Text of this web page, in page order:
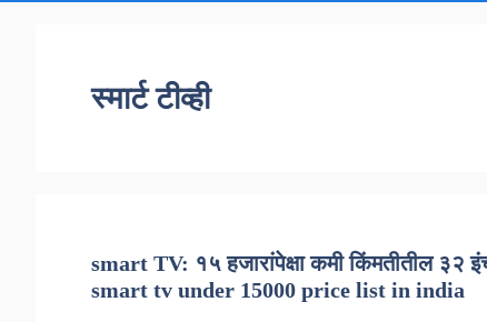
स्मार्ट टीव्ही
smart TV: १५ हजारांपेक्षा कमी किंमतीतील ३२
smart tv under 15000 price list in india